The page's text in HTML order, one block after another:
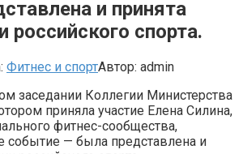
и принята
российского спорта.
Фитнес и спортАвтор: admin
заседании Коллегии Министерства
приняла участие Елена Силина,
фитнес-сообщества,
событие — была представлена и